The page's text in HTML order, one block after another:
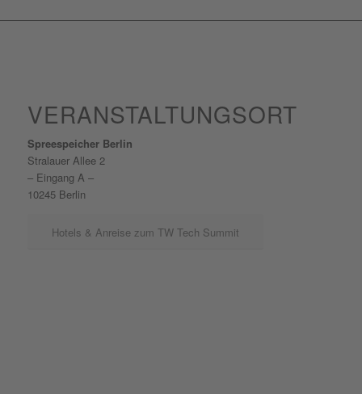
VERANSTALTUNGSORT
Spreespeicher Berlin
Stralauer Allee 2
– Eingang A –
10245 Berlin
Hotels & Anreise zum TW Tech Summit